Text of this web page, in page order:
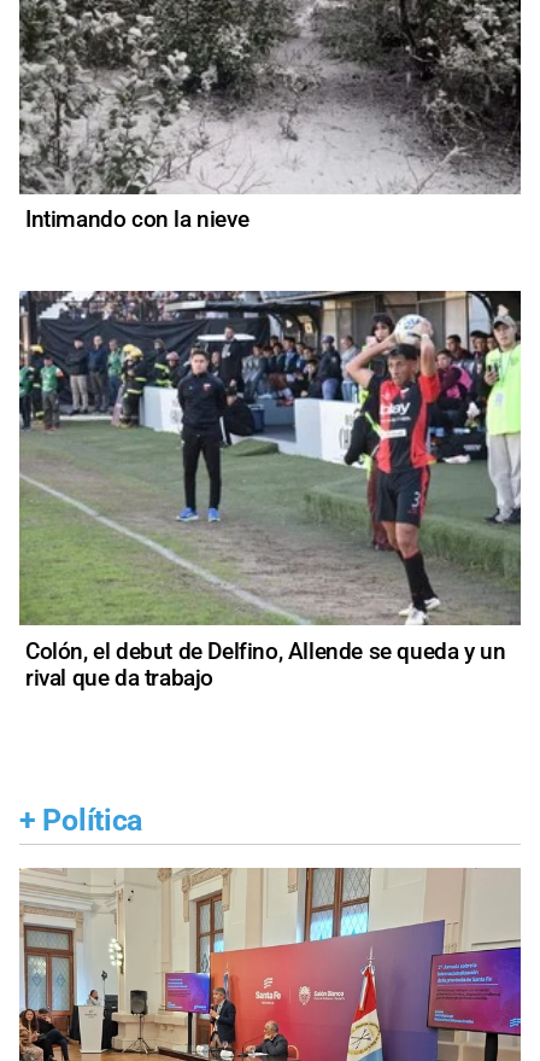
Intimando con la nieve
Colón, el debut de Delfino, Allende se queda y un
rival que da trabajo
+ Política